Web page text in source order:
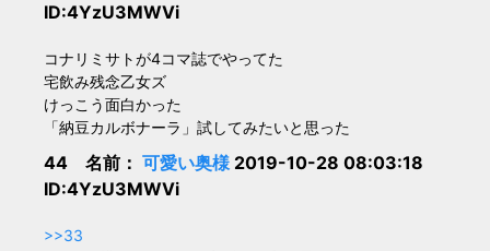
ID:4YzU3MWVi
コナリミサトが4コマ誌でやってた
宅飲み残念乙女ズ
けっこう面白かった
「納豆カルボナーラ」試してみたいと思った
44 名前： 可愛い奥様2019-10-28 08:03:18
ID:4YzU3MWVi
>>33